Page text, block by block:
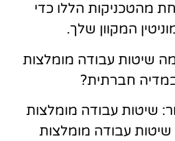
מהטכניקות הללו כדי
המקוון שלך.
שיטות עבודה מומלצות
חברתית?
שיטות עבודה מומלצות
עבודה מומלצות